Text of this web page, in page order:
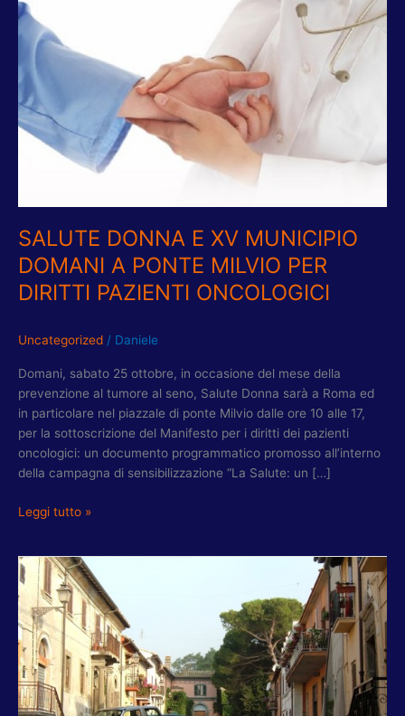
SALUTE DONNA E XV MUNICIPIO
DOMANI A PONTE MILVIO PER
DIRITTI PAZIENTI ONCOLOGICI
Uncategorized / Daniele
Domani, sabato 25 ottobre, in occasione del mese della
prevenzione al tumore al seno, Salute Donna sarà a Roma ed
in particolare nel piazzale di ponte Milvio dalle ore 10 alle 17,
per la sottoscrizione del Manifesto per i diritti dei pazienti
oncologici: un documento programmatico promosso all’interno
della campagna di sensibilizzazione “La Salute: un […]
E
MUNICIPIO
DOMANI
PONTE
MILVIO
ONCOLOGICI
Leggi tutto »
RIBERA:
CONTINUANO
I
“DECORO
DAYS”,
SECONDO
APPUNTAMENTO
25